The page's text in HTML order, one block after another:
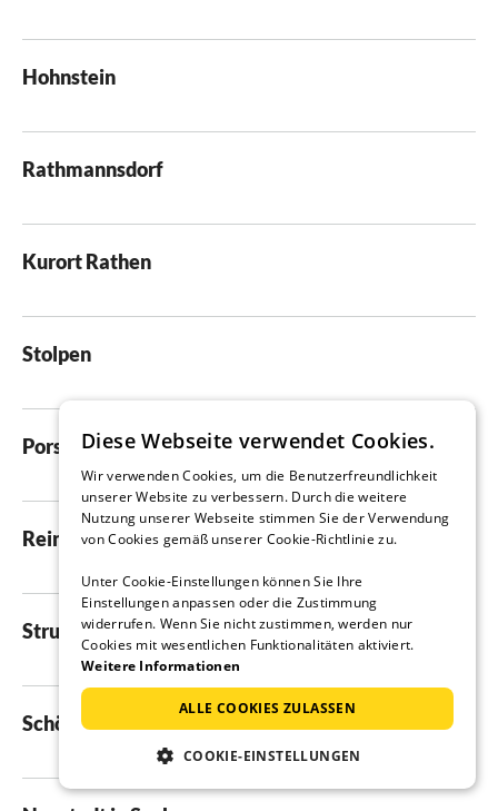
Hohnstein
Rathmannsdorf
Kurort Rathen
Stolpen
Porschdorf
Reinhardtsdorf
Struppen
Schöna
Diese Webseite verwendet Cookies.
Wir verwenden Cookies, um die Benutzerfreundlichkeit
unserer Website zu verbessern. Durch die weitere
Nutzung unserer Webseite stimmen Sie der Verwendung
von Cookies gemäß unserer Cookie-Richtlinie zu.
Unter Cookie-Einstellungen können Sie Ihre
Einstellungen anpassen oder die Zustimmung
widerrufen. Wenn Sie nicht zustimmen, werden nur
Cookies mit wesentlichen Funktionalitäten aktiviert.
Weitere Informationen
ALLE COOKIES ZULASSEN
COOKIE-EINSTELLUNGEN